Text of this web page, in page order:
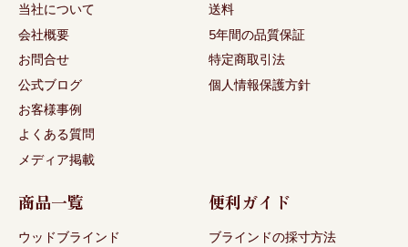
当社について
会社概要
お問合せ
公式ブログ
お客様事例
よくある質問
メディア掲載
送料
5年間の品質保証
特定商取引法
個人情報保護方針
商品一覧
ウッドブラインド
便利ガイド
ブラインドの採寸方法